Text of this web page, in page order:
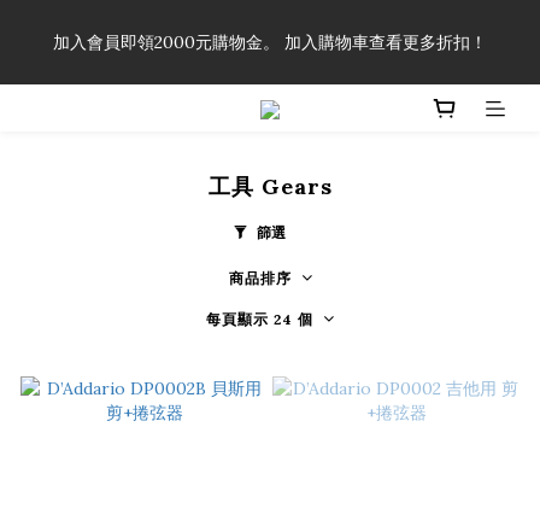
享有弦線、配件終生89折優惠！
加入會員即領2000元購物金。 加入購物車查看更多折扣！
「一生弦命！」單筆購買弦線、配件滿$999（不含運費），即可
工具 Gears
篩選
商品排序
每頁顯示 24 個